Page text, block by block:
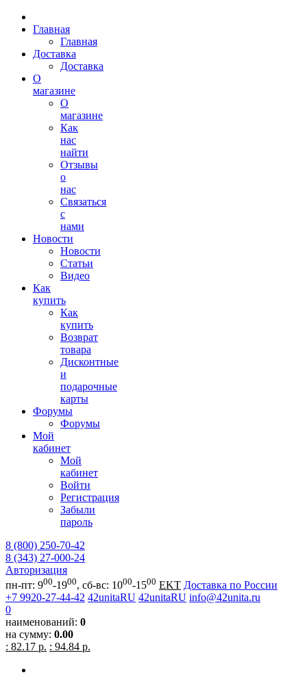
Главная
Главная
Доставка
Доставка
О
магазине
О
магазине
Как
нас
найти
Отзывы
о
нас
Связаться
с
нами
Новости
Новости
Статьи
Видео
Как
купить
Как
купить
Возврат
товара
Дисконтные
и
подарочные
карты
Форумы
Форумы
Мой
кабинет
Мой
кабинет
Войти
Регистрация
Забыли
пароль
8 (800) 250-70-42
8 (343) 27-000-24
Авторизация
пн-пт: 900-1900, сб-вс: 1000-1500 EKT Доставка по России
+7 9920-27-44-42 42unitaRU 42unitaRU info@42unita.ru
0
наименований: 0
на сумму: 0.00
: 82.17 р. : 94.84 р.